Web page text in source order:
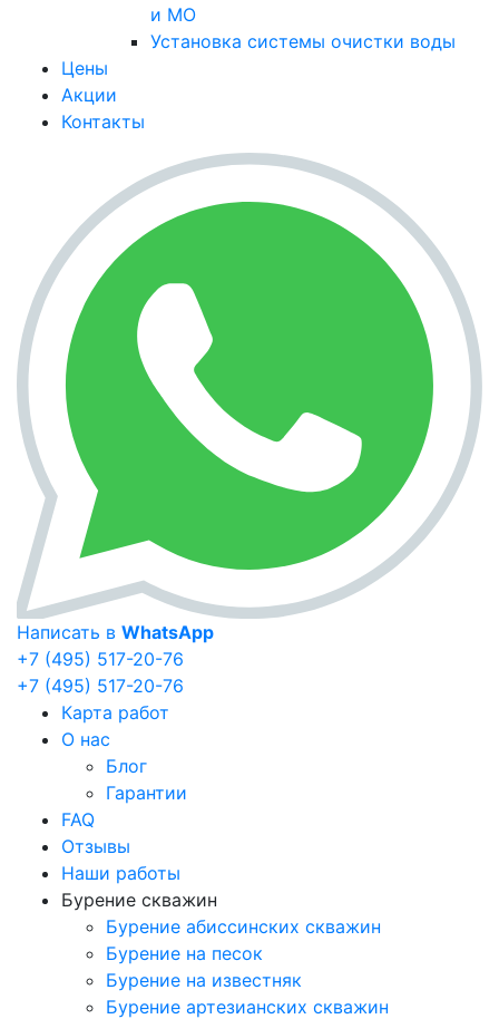
и МО
Установка системы очистки воды
Цены
Акции
Контакты
Написать в WhatsApp
+7 (495) 517-20-76
+7 (495) 517-20-76
Карта работ
О нас
Блог
Гарантии
FAQ
Отзывы
Наши работы
Бурение скважин
Бурение абиссинских скважин
Бурение на песок
Бурение на известняк
Бурение артезианских скважин